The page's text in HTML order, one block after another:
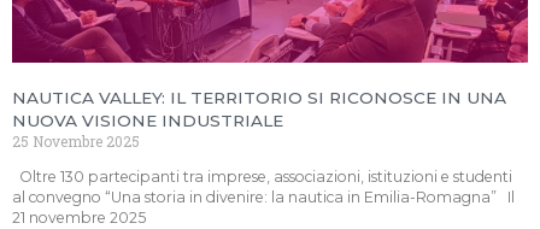
NAUTICA VALLEY: IL TERRITORIO SI RICONOSCE IN UNA
NUOVA VISIONE INDUSTRIALE
25 Novembre 2025
Oltre 130 partecipanti tra imprese, associazioni, istituzioni e studenti
al convegno “Una storia in divenire: la nautica in Emilia-Romagna” Il
21 novembre 2025